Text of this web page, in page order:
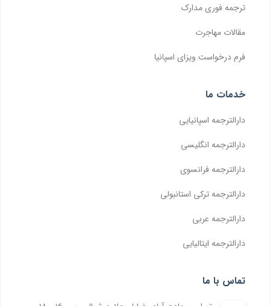
ترجمه فوری مدارک
مقالات مهاجرت
فرم درخواست ویزای اسپانیا
خدمات ما
دارالترجمه اسپانیایی
دارالترجمه انگلیسی
دارالترجمه فرانسوی
دارالترجمه ترکی استانبولی
دارالترجمه عربی
دارالترجمه ایتالیایی
تماس با ما